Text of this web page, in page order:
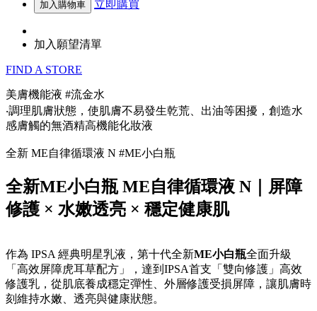
加入購物車 立即購買
加入願望清單
FIND A STORE
美膚機能液 #流金水
‧調理肌膚狀態，使肌膚不易發生乾荒、出油等困擾，創造水
感膚觸的無酒精高機能化妝液
全新 ME自律循環液 N #ME小白瓶
全新ME小白瓶 ME自律循環液 N｜屏障
修護 × 水嫩透亮 × 穩定健康肌
作為 IPSA 經典明星乳液，第十代全新ME小白瓶全面升級
「高效屏障虎耳草配方」，達到IPSA首支「雙向修護」高效
修護乳，從肌底養成穩定彈性、外層修護受損屏障，讓肌膚時
刻維持水嫩、透亮與健康狀態。